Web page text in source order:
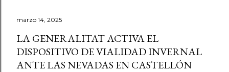
marzo 14, 2025
LA GENERALITAT ACTIVA EL
DISPOSITIVO DE VIALIDAD INVERNAL
ANTE LAS NEVADAS EN CASTELLÓN